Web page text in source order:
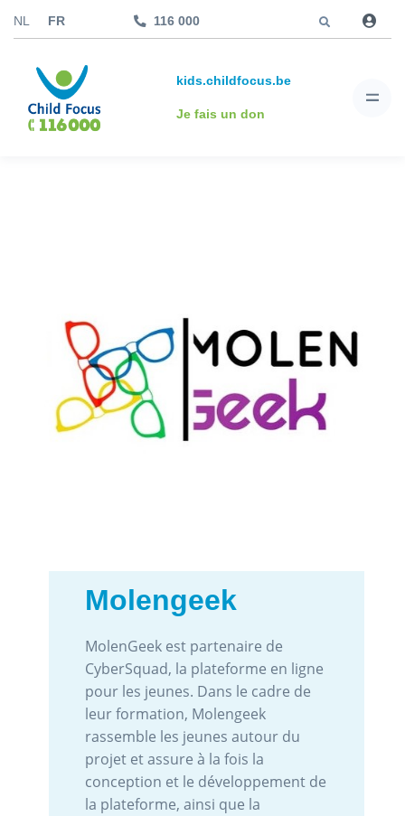
NL FR 116 000
kids.childfocus.be
Je fais un don
Molengeek
MolenGeek est partenaire de
CyberSquad, la plateforme en ligne
pour les jeunes. Dans le cadre de
leur formation, Molengeek
rassemble les jeunes autour du
projet et assure à la fois la
conception et le développement de
la plateforme, ainsi que la